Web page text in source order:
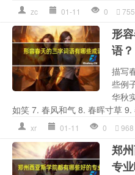
zc 01-11 0 755
形
语？
描写
些例
华秋
如笑 7. 春风和气 8. 春晖寸草 9.
xr 01-11 0 968
郑
专